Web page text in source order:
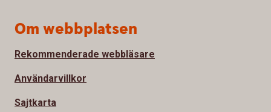
Om webbplatsen
Rekommenderade webbläsare
Användarvillkor
Sajtkarta